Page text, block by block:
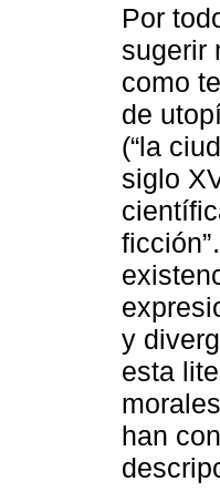
Por
sugerir
como
de
(“la
siglo
y
esta
han